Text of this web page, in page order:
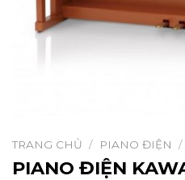
TRANG CHỦ / PIANO ĐIỆN /
PIANO ĐIỆN